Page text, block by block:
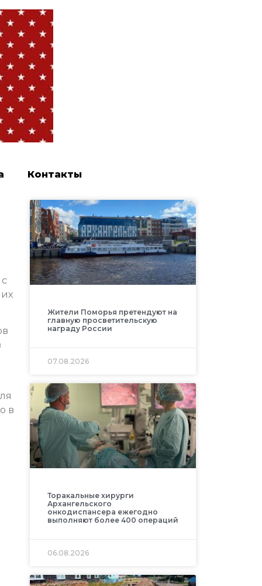
Контакты
в
Жители Поморья претендуют на
главную просветительскую
награду России
07.08.2026
Торакальные хирурги
Архангельского
онкодиспансера ежегодно
выполняют более 400 операций
06.08.2026